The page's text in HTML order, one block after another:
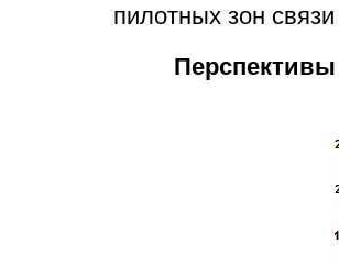
пилотных зон